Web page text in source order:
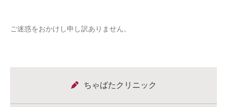
ご迷惑をおかけし申し訳ありません。
ちゃばたクリニック